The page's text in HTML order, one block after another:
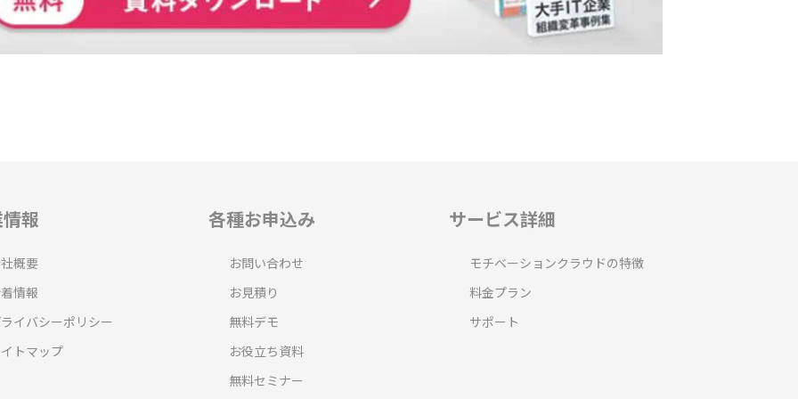
報
概要
情報
イバシーポリシー
トマップ
各種お申込み
お問い合わせ
お見積り
無料デモ
お役立ち資料
無料セミナー
サービス詳細
モチベーションクラウドの特徴
料金プラン
サポート